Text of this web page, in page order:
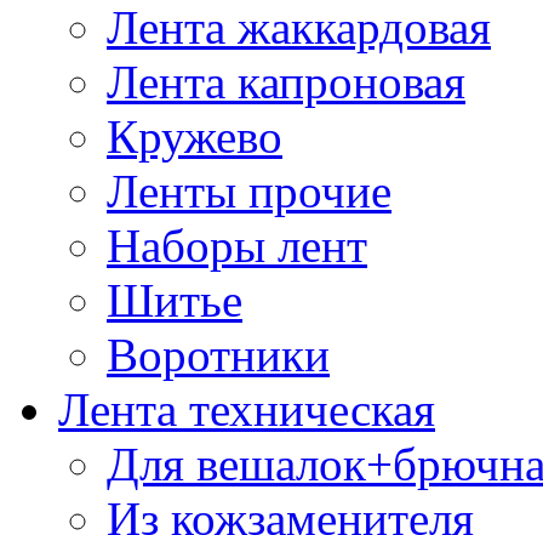
Лента жаккардовая
Лента капроновая
Кружево
Ленты прочие
Наборы лент
Шитье
Воротники
Лента техническая
Для
Из кожзаменителя